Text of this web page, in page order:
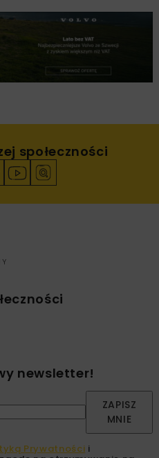
społeczności
newsletter!
ZAPISZ
MNIE
Prywatności i